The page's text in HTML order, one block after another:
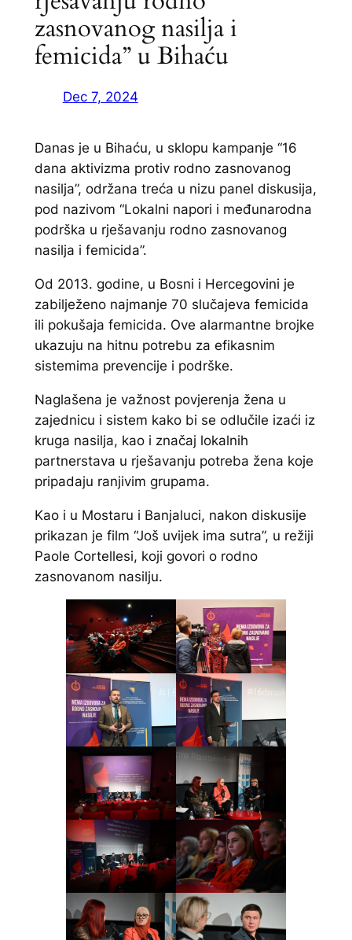
zasnovanog nasilja i
femicida” u Bihaću
Dec 7, 2024
Danas je u Bihaću, u sklopu kampanje “16
dana aktivizma protiv rodno zasnovanog
nasilja”, održana treća u nizu panel diskusija,
pod nazivom “Lokalni napori i međunarodna
podrška u rješavanju rodno zasnovanog
nasilja i femicida”.
Od 2013. godine, u Bosni i Hercegovini je
zabilježeno najmanje 70 slučajeva femicida
ili pokušaja femicida. Ove alarmantne brojke
ukazuju na hitnu potrebu za efikasnim
sistemima prevencije i podrške.
Naglašena je važnost povjerenja žena u
zajednicu i sistem kako bi se odlučile izaći iz
kruga nasilja, kao i značaj lokalnih
partnerstava u rješavanju potreba žena koje
pripadaju ranjivim grupama.
Kao i u Mostaru i Banjaluci, nakon diskusije
prikazan je film “Još uvijek ima sutra”, u režiji
Paole Cortellesi, koji govori o rodno
zasnovanom nasilju.